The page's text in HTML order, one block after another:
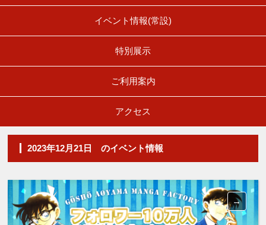
イベント情報(常設)
特別展示
ご利用案内
アクセス
2023年12月21日 のイベント情報